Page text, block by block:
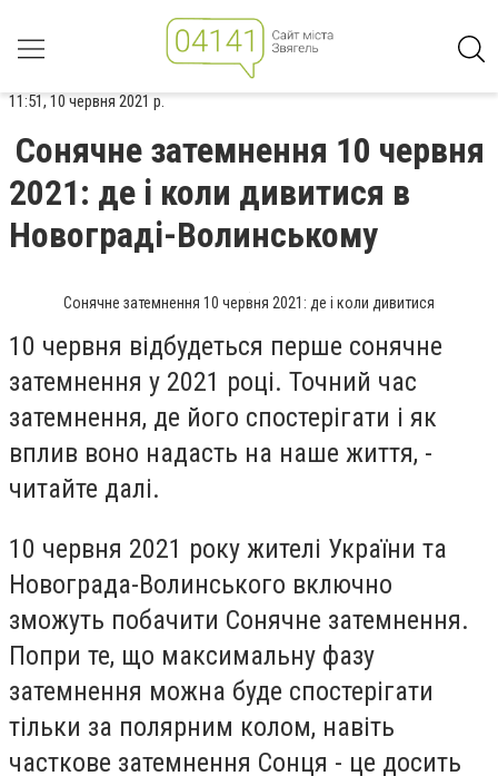
11:51, 10 червня 2021 р.
Сонячне затемнення 10 червня
2021: де і коли дивитися в
Новограді-Волинському
Сонячне затемнення 10 червня 2021: де і коли дивитися
10 червня відбудеться перше сонячне
затемнення у 2021 році. Точний час
затемнення, де його спостерігати і як
вплив воно надасть на наше життя, -
читайте далі.
10 червня 2021 року жителі України та
Новограда-Волинського включно
зможуть побачити Сонячне затемнення.
Попри те, що максимальну фазу
затемнення можна буде спостерігати
тільки за полярним колом, навіть
часткове затемнення Сонця - це досить